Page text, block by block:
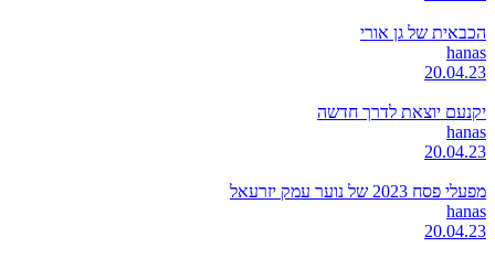
הכבאית של גן אורי
hanas
20.04.23
יקנעם יוצאת לדרך חדשה
hanas
20.04.23
מפעלי פסח 2023 של נוער עמק יזרעאל
hanas
20.04.23